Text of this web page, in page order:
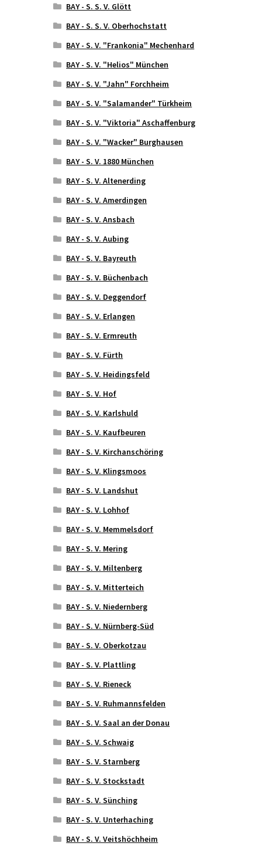
BAY - S. S. V. Glött
BAY - S. S. V. Oberhochstatt
BAY - S. V. "Frankonia" Mechenhard
BAY - S. V. "Helios" München
BAY - S. V. "Jahn" Forchheim
BAY - S. V. "Salamander" Türkheim
BAY - S. V. "Viktoria" Aschaffenburg
BAY - S. V. "Wacker" Burghausen
BAY - S. V. 1880 München
BAY - S. V. Altenerding
BAY - S. V. Amerdingen
BAY - S. V. Ansbach
BAY - S. V. Aubing
BAY - S. V. Bayreuth
BAY - S. V. Büchenbach
BAY - S. V. Deggendorf
BAY - S. V. Erlangen
BAY - S. V. Ermreuth
BAY - S. V. Fürth
BAY - S. V. Heidingsfeld
BAY - S. V. Hof
BAY - S. V. Karlshuld
BAY - S. V. Kaufbeuren
BAY - S. V. Kirchanschöring
BAY - S. V. Klingsmoos
BAY - S. V. Landshut
BAY - S. V. Lohhof
BAY - S. V. Memmelsdorf
BAY - S. V. Mering
BAY - S. V. Miltenberg
BAY - S. V. Mitterteich
BAY - S. V. Niedernberg
BAY - S. V. Nürnberg-Süd
BAY - S. V. Oberkotzau
BAY - S. V. Plattling
BAY - S. V. Rieneck
BAY - S. V. Ruhmannsfelden
BAY - S. V. Saal an der Donau
BAY - S. V. Schwaig
BAY - S. V. Starnberg
BAY - S. V. Stockstadt
BAY - S. V. Sünching
BAY - S. V. Unterhaching
BAY - S. V. Veitshöchheim